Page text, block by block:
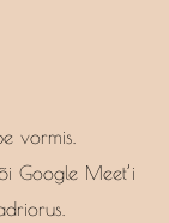
vormis.
Google Meet’i